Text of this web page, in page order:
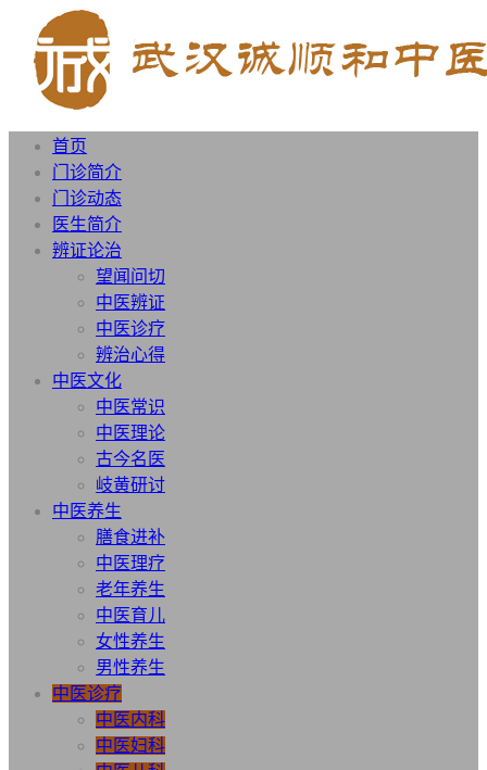
首页
门诊简介
门诊动态
医生简介
辨证论治
望闻问切
中医辨证
中医诊疗
辨治心得
中医文化
中医常识
中医理论
古今名医
岐黄研讨
中医养生
膳食进补
中医理疗
老年养生
中医育儿
女性养生
男性养生
中医诊疗
中医内科
中医妇科